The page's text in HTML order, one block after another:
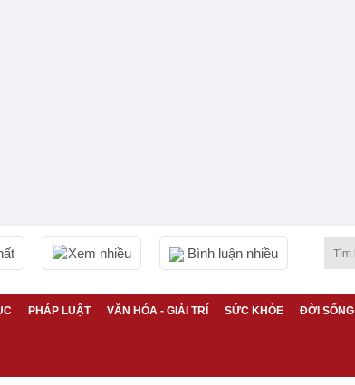
Xem nhiều Bình luận nhiều
PHÁP LUẬT VĂN HÓA - GIẢI TRÍ SỨC KHỎE ĐỜI SỐNG